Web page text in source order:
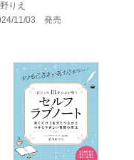
りえ
11/03 発売